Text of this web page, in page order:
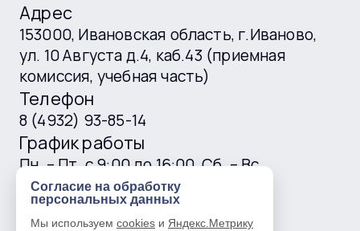
Адрес
153000, Ивановская область, г.Иваново,
ул. 10 Августа д.4, каб.43 (приемная
комиссия, учебная часть)
Телефон
8 (4932) 93-85-14
График работы
Пн. – Пт. с 9:00 до 16:00, Сб. – Вс.
выходные
E-mail
Согласие на обработку
персональных данных
Мы используем cookies и Яндекс.Метрику